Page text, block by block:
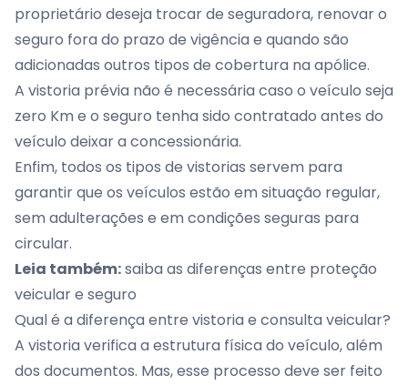
proprietário deseja trocar de seguradora, renovar o
seguro fora do prazo de vigência e quando são
adicionadas outros tipos de cobertura na apólice.
A vistoria prévia não é necessária caso o veículo seja
zero Km e o seguro tenha sido contratado antes do
veículo deixar a concessionária.
Enfim, todos os tipos de vistorias servem para
garantir que os veículos estão em situação regular,
sem adulterações e em condições seguras para
circular.
Leia também:saiba as diferenças entre proteção
veicular e seguro
Qual é a diferença entre vistoria e consulta veicular?
A vistoria verifica a estrutura física do veículo, além
dos documentos. Mas, esse processo deve ser feito